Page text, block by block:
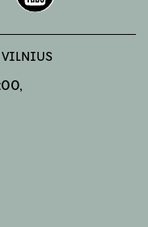
VILNIUS